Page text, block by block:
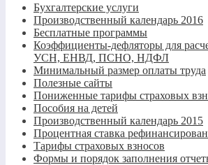
Бухгалтерские услуги
Производственный календарь 2016
Бесплатные программы
Коэффициенты-дефляторы для
УСН, ЕНВД, ПСНО, НДФЛ
Минимальный размер оплаты труда
Полезные сайты
Пониженные тарифы страховых
Пособия на детей
Производственный календарь 2015
Процентная ставка
Тарифы страховых взносов
Формы и порядок заполнения